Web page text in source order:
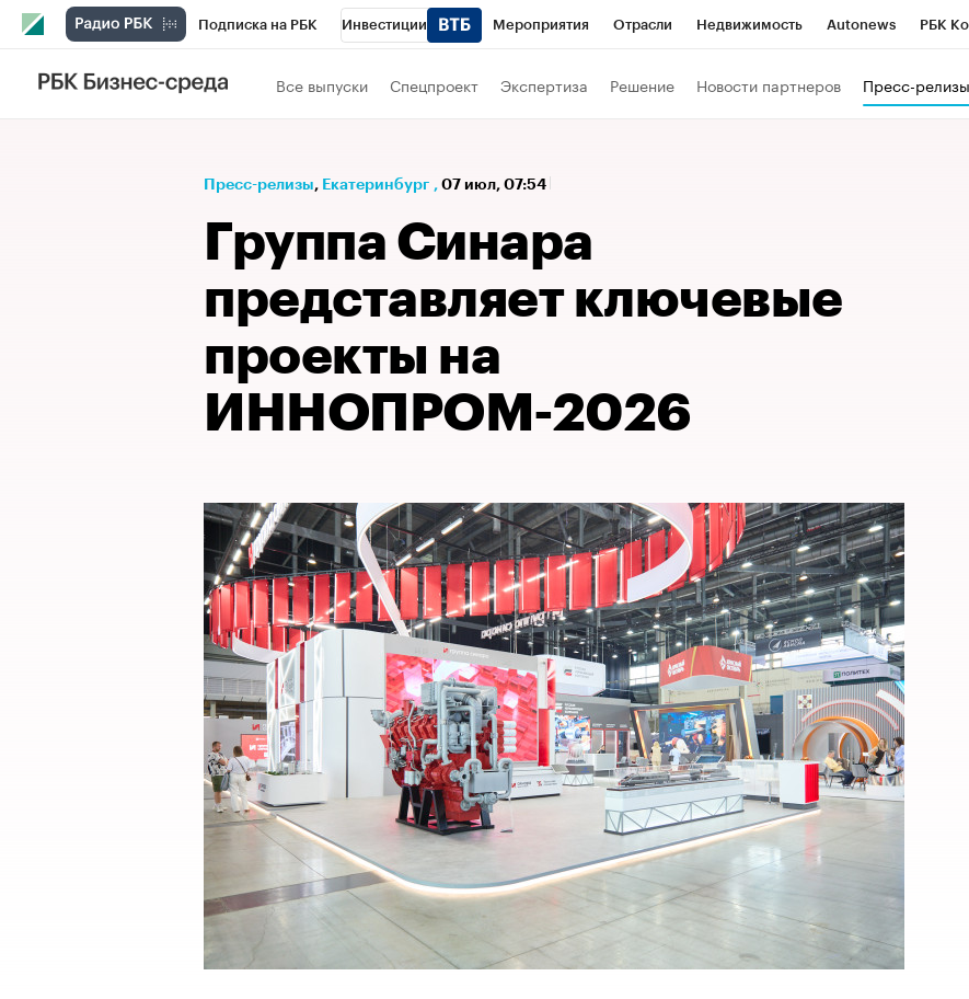
Подписка на РБК Инвестиции Мероприятия Отрасли Недвижимость Autonews РБК
РБК Вино
Проверка контрагентов Политика
Все выпуски Спецпроект Экспертиза Решение Новости партнеров Пресс-релизы
Пресс-релизы⁠, Екатеринбург , 07 июл, 07:54
Группа Синара
представляет ключевые
проекты на
ИННОПРОМ-2026